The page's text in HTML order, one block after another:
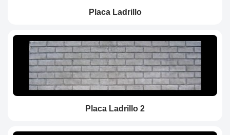
Placa Ladrillo
Placa Ladrillo 2